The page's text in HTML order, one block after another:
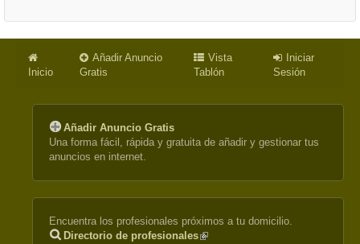
Inicio
Añadir Anuncio
Gratis
Vista
Tablón
Iniciar
Sesión
Añadir Anuncio Gratis
Una forma fácil, rápida y gratuita de añadir y gestionar tus
anuncios en internet.
Encuentra los profesionales próximos a tu domicilio.
Directorio de profesionales(link